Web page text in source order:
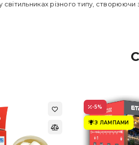
світильниках різного типу,
-5%
З ЛАМПАМИ